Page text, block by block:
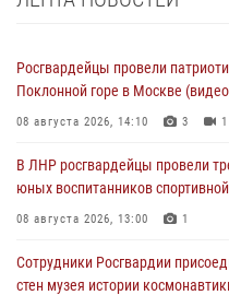
Росгвардейцы провели
Поклонной горе в Москве
08 августа 2026, 14:10 3 1
В ЛНР росгвардейцы провели
юных воспитанников
08 августа 2026, 13:00 1
Сотрудники Росгвардии
стен музея истории